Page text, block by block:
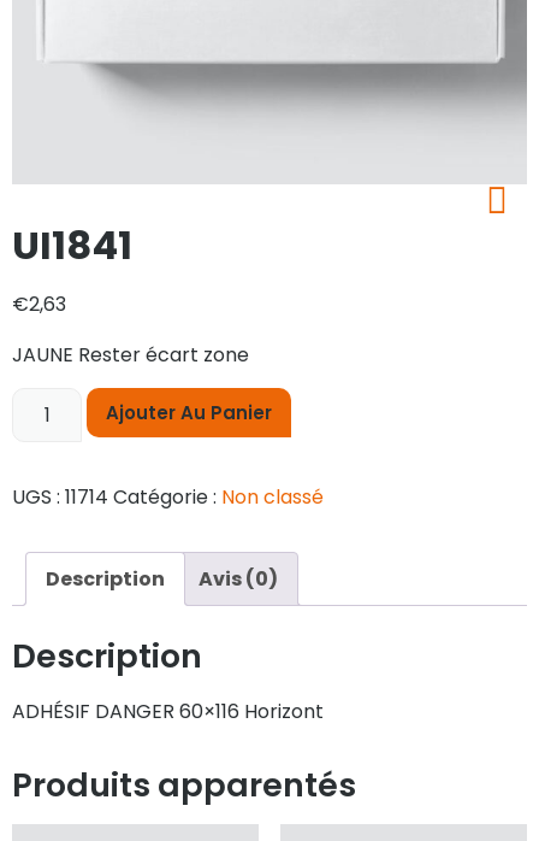
UI1841
€2,63
JAUNE Rester écart zone
Ajouter Au Panier
UGS : 11714 Catégorie : Non classé
Description Avis (0)
Description
ADHÉSIF DANGER 60×116 Horizont
Produits apparentés